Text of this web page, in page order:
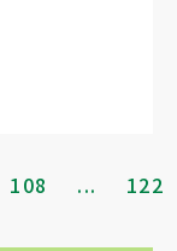
108 ... 122